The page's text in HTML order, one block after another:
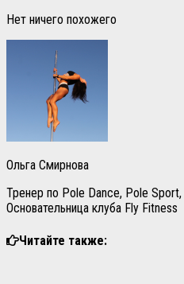
Нет ничего похожего
Ольга Смирнова
Тренер по Pole Dance, Pole
Основательница клуба Fly Fitness
Читайте также: